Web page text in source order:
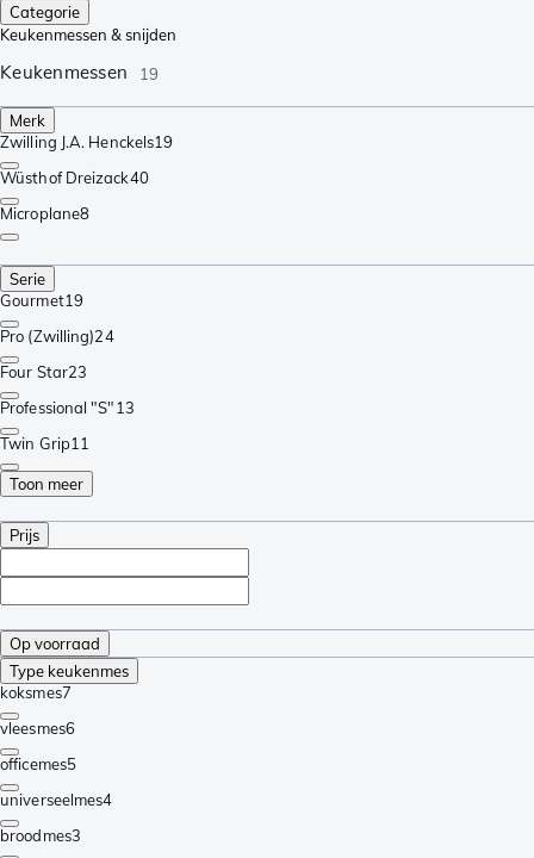
Categorie
Keukenmessen & snijden
Keukenmessen 19
Merk
Zwilling J.A. Henckels19
Wüsthof Dreizack40
Microplane8
Serie
Gourmet19
Pro (Zwilling)24
Four Star23
Professional "S"13
Twin Grip11
Toon meer
Prijs
Op voorraad
Type keukenmes
koksmes7
vleesmes6
officemes5
universeelmes4
broodmes3